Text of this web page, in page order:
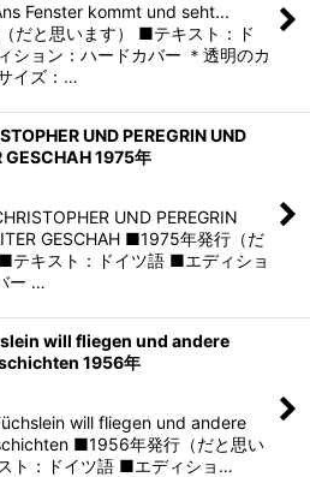
Fenster kommt und seht...
だと思います） ■テキスト：ド
ション：ハードカバー ＊透明のカ
イズ：…
UND PEREGRIN UND
GESCHAH 1975年
UND PEREGRIN
GESCHAH ■1975年発行（だ
テキスト：ドイツ語 ■エディショ
ー …
will fliegen und andere
1956年
will fliegen und andere
■1956年発行（だと思い
ト：ドイツ語 ■エディショ…